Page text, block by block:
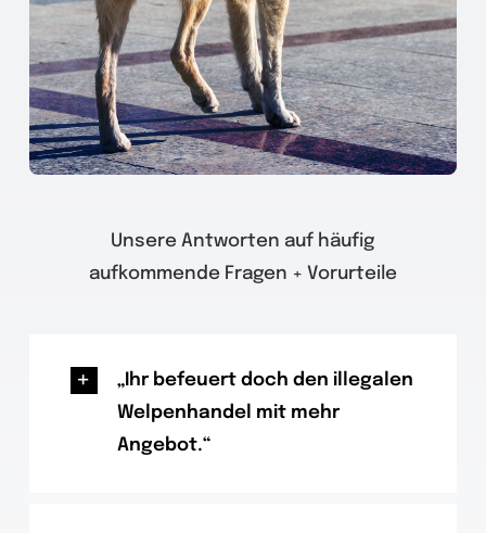
Unsere Antworten auf häufig
aufkommende Fragen + Vorurteile
„Ihr befeuert doch den illegalen
Welpenhandel mit mehr
Angebot.“